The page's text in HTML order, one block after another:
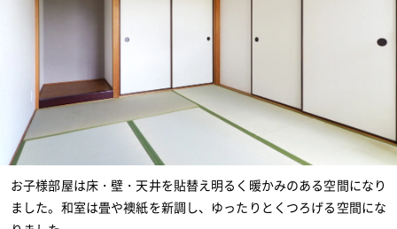
お子様部屋は床・壁・天井を貼替え明るく暖かみのある空間になり
ました。和室は畳や襖紙を新調し、ゆったりとくつろげる空間にな